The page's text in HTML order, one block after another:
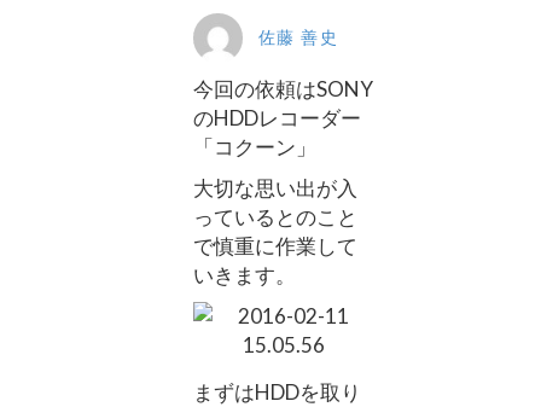
佐藤 善史
今回の依頼はSONY
のHDDレコーダー
「コクーン」
大切な思い出が入
っているとのこと
で慎重に作業して
いきます。
まずはHDDを取り